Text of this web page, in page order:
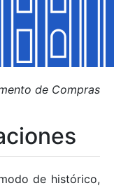
de Compras
de histórico,